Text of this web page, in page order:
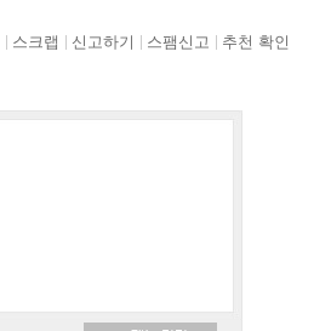
스크랩 신고하기 스팸신고 추천 확인